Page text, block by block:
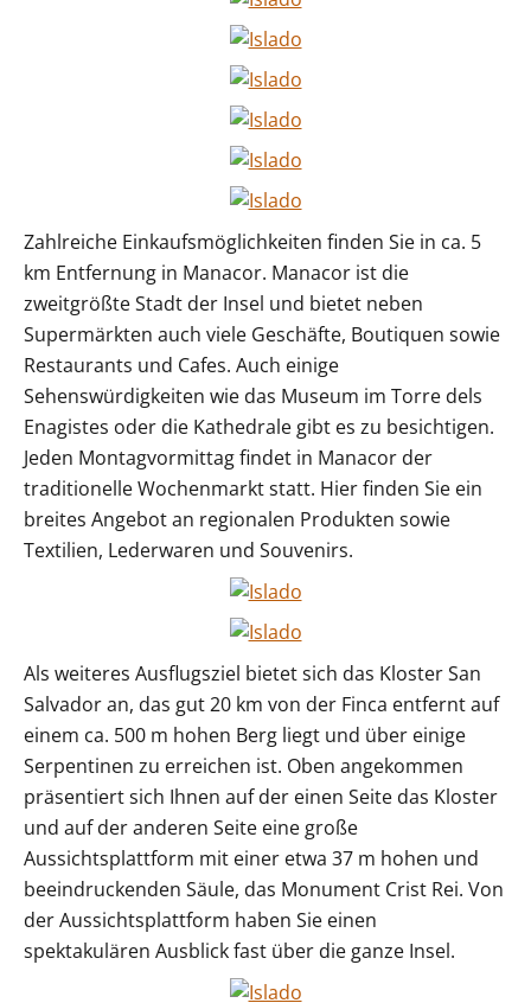
Zahlreiche Einkaufsmöglichkeiten finden Sie in ca. 5
km Entfernung in Manacor. Manacor ist die
zweitgrößte Stadt der Insel und bietet neben
Supermärkten auch viele Geschäfte, Boutiquen sowie
Restaurants und Cafes. Auch einige
Sehenswürdigkeiten wie das Museum im Torre dels
Enagistes oder die Kathedrale gibt es zu besichtigen.
Jeden Montagvormittag findet in Manacor der
traditionelle Wochenmarkt statt. Hier finden Sie ein
breites Angebot an regionalen Produkten sowie
Textilien, Lederwaren und Souvenirs.
Als weiteres Ausflugsziel bietet sich das Kloster San
Salvador an, das gut 20 km von der Finca entfernt auf
einem ca. 500 m hohen Berg liegt und über einige
Serpentinen zu erreichen ist. Oben angekommen
präsentiert sich Ihnen auf der einen Seite das Kloster
und auf der anderen Seite eine große
Aussichtsplattform mit einer etwa 37 m hohen und
beeindruckenden Säule, das Monument Crist Rei. Von
der Aussichtsplattform haben Sie einen
spektakulären Ausblick fast über die ganze Insel.